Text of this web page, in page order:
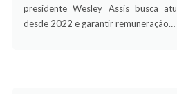
presidente Wesley Assis busca
desde 2022 e garantir remuneração…